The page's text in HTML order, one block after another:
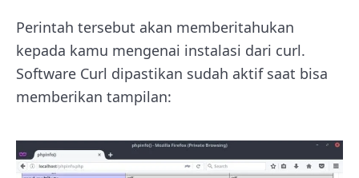
Perintah tersebut akan memberitahukan
kepada kamu mengenai instalasi dari curl.
Software Curl dipastikan sudah aktif saat bisa
memberikan tampilan: